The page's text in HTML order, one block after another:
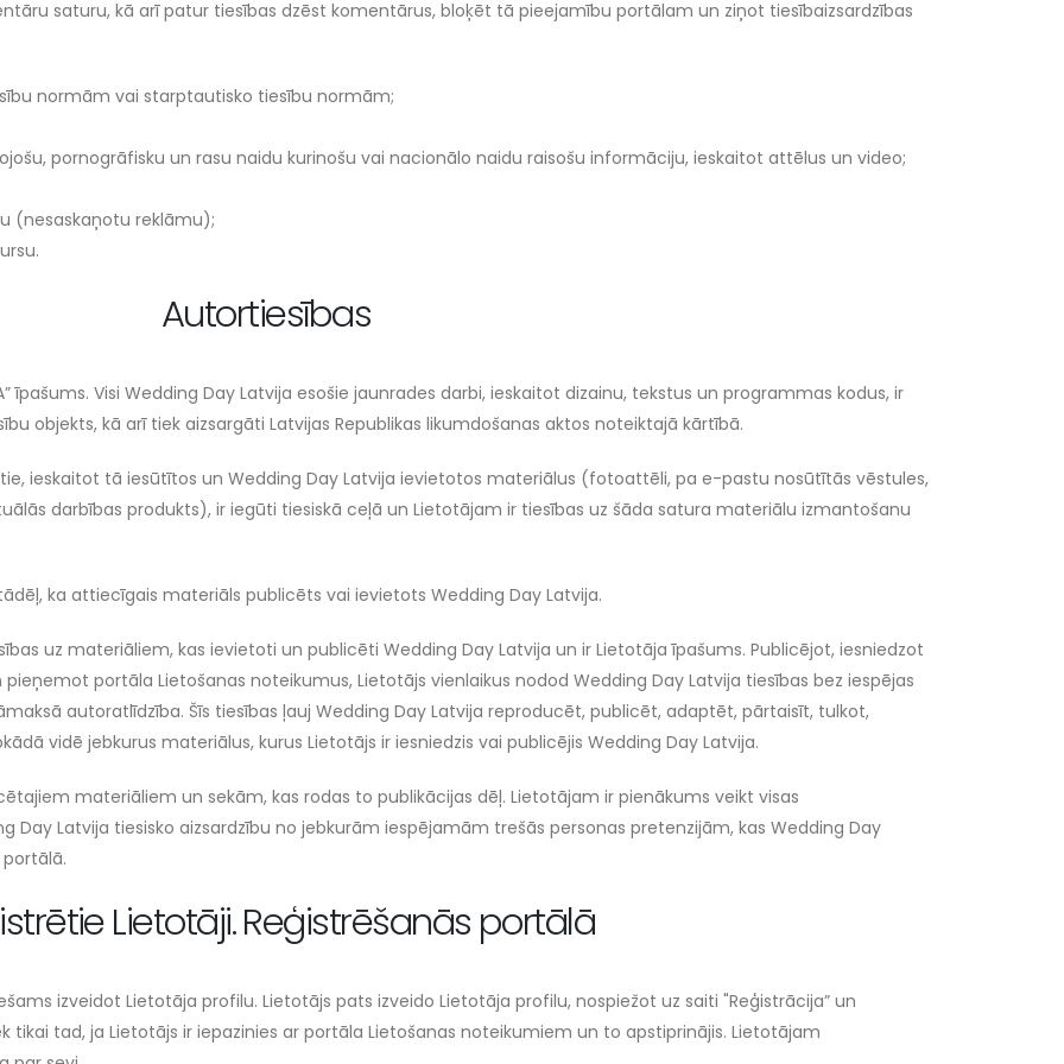
saturu, kā arī patur tiesības dzēst komentārus, bloķēt tā pieejamību portālam un ziņot tiesībaizsardzības
normām vai starptautisko tiesību normām;
pornogrāfisku un rasu naidu kurinošu vai nacionālo naidu raisošu informāciju, ieskaitot attēlus un video;
(nesaskaņotu reklāmu);
Autortiesības
īpašums. Visi Wedding Day Latvija esošie jaunrades darbi, ieskaitot dizainu, tekstus un programmas kodus, ir
objekts, kā arī tiek aizsargāti Latvijas Republikas likumdošanas aktos noteiktajā kārtībā.
ieskaitot tā iesūtītos un Wedding Day Latvija ievietotos materiālus (fotoattēli, pa e-pastu nosūtītās vēstules,
darbības produkts), ir iegūti tiesiskā ceļā un Lietotājam ir tiesības uz šāda satura materiālu izmantošanu
ka attiecīgais materiāls publicēts vai ievietots Wedding Day Latvija.
uz materiāliem, kas ievietoti un publicēti Wedding Day Latvija un ir Lietotāja īpašums. Publicējot, iesniedzot
portāla Lietošanas noteikumus, Lietotājs vienlaikus nodod Wedding Day Latvija tiesības bez iespējas
autoratlīdzība. Šīs tiesības ļauj Wedding Day Latvija reproducēt, publicēt, adaptēt, pārtaisīt, tulkot,
vidē jebkurus materiālus, kurus Lietotājs ir iesniedzis vai publicējis Wedding Day Latvija.
materiāliem un sekām, kas rodas to publikācijas dēļ. Lietotājam ir pienākums veikt visas
Day Latvija tiesisko aizsardzību no jebkurām iespējamām trešās personas pretenzijām, kas Wedding Day
Lietotāji. Reģistrēšanās portālā
izveidot Lietotāja profilu. Lietotājs pats izveido Lietotāja profilu, nospiežot uz saiti "Reģistrācija” un
tikai tad, ja Lietotājs ir iepazinies ar portāla Lietošanas noteikumiem un to apstiprinājis. Lietotājam